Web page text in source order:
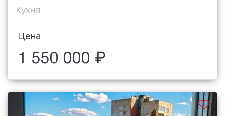
Кухня
Цена
1 550 000 ₽